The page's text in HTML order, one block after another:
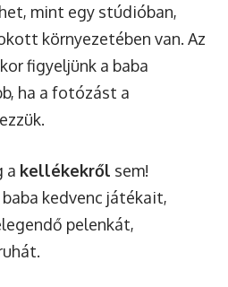
mint egy stúdióban,
környezetében van. Az
figyeljünk a baba
ha a fotózást a
a kellékekről sem!
kedvenc játékait,
pelenkát,